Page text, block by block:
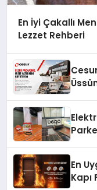
En İyi Çakallı
Lezzet Rehberi
En
Kapı